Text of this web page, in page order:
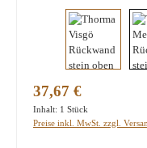
Regulärer Preis:
37,67 €
Inhalt: 1 Stück
Preise inkl. MwSt. zzgl.